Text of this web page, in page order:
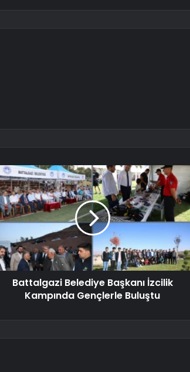
Battalgazi Belediye Başkanı İzcilik
Kampında Gençlerle Buluştu